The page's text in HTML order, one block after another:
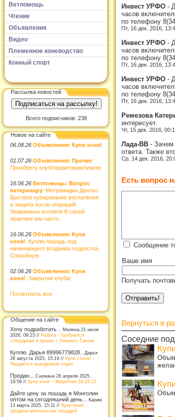
Ветпомощь
Чтение
Объявления
Видео
Племенное коневодство
Конный спорт
Рассылка новостей
Всего подписчиков: 238
Новое на сайте
06.08.26 Объявления: Купи коня!
01.07.26 Объявления: Прочее:
Приобрету клуб/территорию/землю
16.06.26 Ветпомощь: Вопрос
ветеринару: Метромидин Дента»:
Быстрое купирование воспаления
и защита после операций
Уважаемые коллеги! В своей
практике мы часто...
16.06.26 Объявления: Купи
коня!: Куплю лошадь под
начинающего всадника подростка.
Спокойную
02.06.26 Объявления: Купи
коня!: Закрытие клуба!
Посмотреть все
Общение на сайте
Хочу подработать .. Милена 21 июля
2026, 09:23 // Работа - Требуются
сотрудники в прокат г. Нижнего Тагила
Куплю. Дарья 89996779828..
Дарья
28 августа 2025, 15:19 // Купи слона! -
Продается выездковое седло
Продан... Снежана 26 апреля 2025,
19:59 // Купи коня! - Жеребчик.18.03.22
Дайте цену за лошадь в Монголии
оптом на сегодняшний день... Карим
13 марта 2025, 15:11 // Купи коня! -
продаем монгольских лошадей
Инвест УРФО -
часов
по телефону
Пт, 16 дек. 2016,
Инвест УРФО -
часов
по телефону
Пт, 16 дек. 2016,
Инвест УРФО -
часов
по телефону
Пт, 16 дек. 2016,
Ремезова
интересует.
Чт, 15 дек. 2016,
Лада-ВВ - Зачем
ответа. Также
Ср, 14 дек. 2016,
Есть вопрос
Сообщение
Ваше имя
Получать
Вернуться в
Соседние